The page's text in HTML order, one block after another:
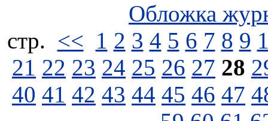
Обложка
стp. << 1 2 3 4 5 6 7 8 9
21 22 23 24 25 26 27 28
40 41 42 43 44 45 46 47